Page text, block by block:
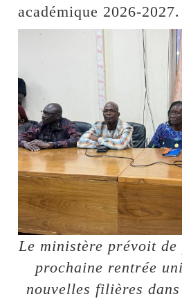
académique 2026-2027.
Le ministère prévoit de
prochaine rentrée
nouvelles filières